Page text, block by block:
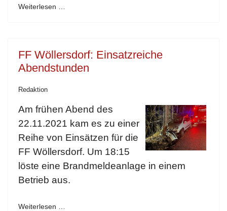
Weiterlesen …
FF Wöllersdorf: Einsatzreiche
Abendstunden
Redaktion
Am frühen Abend des
22.11.2021 kam es zu einer
Reihe von Einsätzen für die
FF Wöllersdorf. Um 18:15
löste eine Brandmeldeanlage in einem
Betrieb aus.
Weiterlesen …